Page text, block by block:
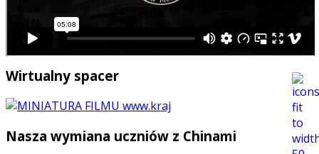
Wirtualny spacer
Nasza wymiana uczniów z Chinami